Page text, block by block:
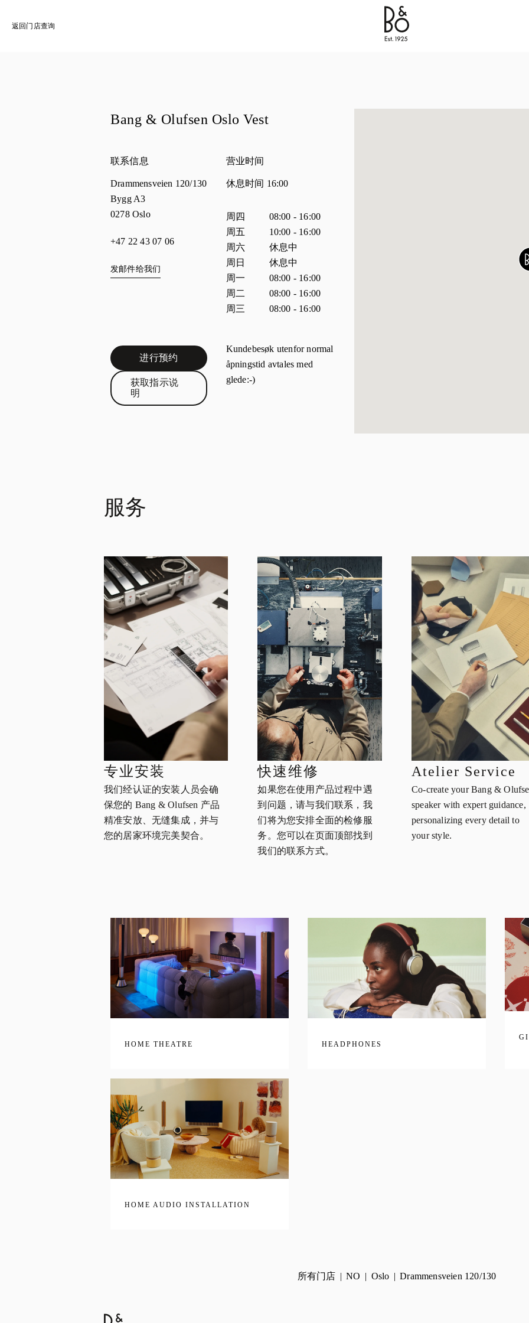
返回门店查询
Bang & Olufsen - Exist to Create
Bang & Olufsen Oslo Vest
联系信息
Drammensveien 120/130
Bygg A3
0278 Oslo
+47 22 43 07 06
发邮件给我们
进行预约Link Opens in New Tab
获取指示说
明
Link Opens in New Tab
营业时间
休息时间 16:00
星期 营业时间
周四 08:00 - 16:00
周五
10:00 - 16:00
周六
休息中
周日
休息中
周一
08:00 - 16:00
周二
08:00 - 16:00
周三
08:00 - 16:00
Kundebesøk utenfor normal
åpningstid avtales med
glede:-)
服务
专业安装
我们经认证的安装人员会确
保您的 Bang & Olufsen 产品
精准安放、无缝集成，并与
您的居家环境完美契合。
快速维修
如果您在使用产品过程中遇
到问题，请与我们联系，我
们将为您安排全面的检修服
务。您可以在页面顶部找到
我们的联系方式。
Atelier Service
Co-create your Bang &
speaker with expert guidance,
personalizing every detail to
your style.
HOME THEATRE HEADPHONES
HOME AUDIO INSTALLATION
所有门店 NO Oslo Drammensveien 120/130